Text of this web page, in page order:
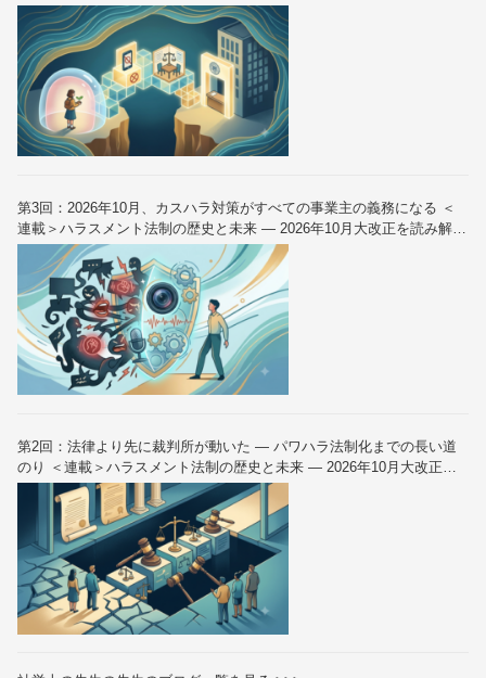
年10月大改正を読み解く（全6回）
第3回：2026年10月、カスハラ対策がすべての事業主の義務になる ＜
連載＞ハラスメント法制の歴史と未来 — 2026年10月大改正を読み解く
（全6回）
第2回：法律より先に裁判所が動いた — パワハラ法制化までの長い道
のり ＜連載＞ハラスメント法制の歴史と未来 — 2026年10月大改正を
読み解く（全6回）